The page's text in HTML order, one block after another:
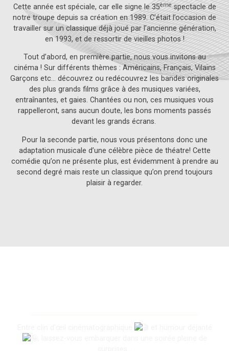
Cette année est spéciale, car elle signe le 35èmespectacle de
notre troupe depuis sa création en 1989. C’était l’occasion de
travailler sur un classique déjà joué par l’ancienne génération,
en 1993, et de ressortir de vieilles photos !
Tout d’abord, en première partie, nous vous invitons au
cinéma ! Sur différents thèmes : Américains, Français, Vilains
Garçons etc… découvrez ou redécouvrez les bandes originales
des plus grands films grâce à des musiques variées,
entraînantes, et gaies. Chantées ou non, ces musiques vous
rappelleront, sans aucun doute, les bons moments passés
devant les grands écrans.
Pour la seconde partie, nous vous présentons donc une
adaptation musicale d’une célèbre pièce de théatre! Cette
comédie qu’on ne présente plus, est évidemment à prendre au
second degré mais reste un classique qu’on prend toujours
plaisir à regarder.